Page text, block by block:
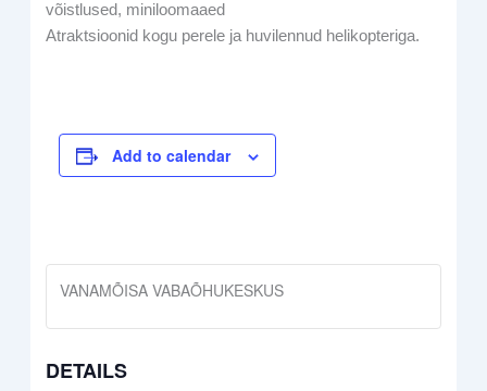
võistlused, miniloomaaed
Atraktsioonid kogu perele ja huvilennud helikopteriga.
Add to calendar
DETAILS
VANAMÕISA VABAÕHUKESKUS